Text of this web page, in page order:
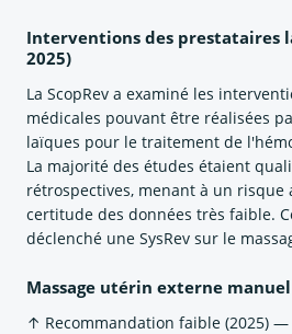
Interventions des prestataires
2025)
La ScopRev a examiné les
médicales pouvant être réalisées
laïques pour le traitement de
La majorité des études étaient
rétrospectives, menant à un risque
certitude des données très faible.
déclenché une SysRev sur le
Massage utérin externe manuel
↑ Recommandation faible (2025)